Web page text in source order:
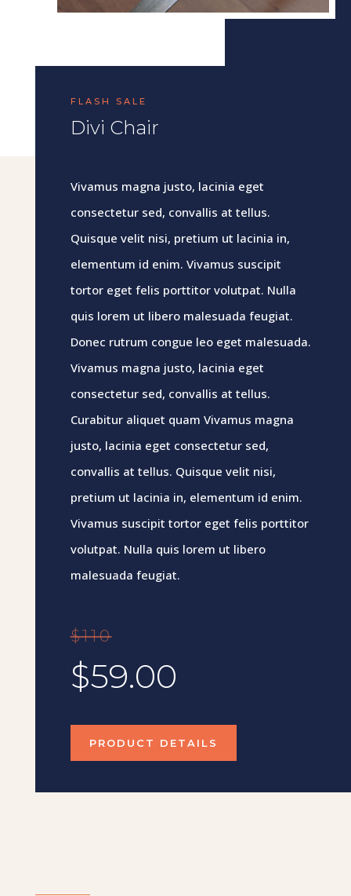
FLASH SALE
Divi Chair
Vivamus magna justo, lacinia eget
consectetur sed, convallis at tellus.
Quisque velit nisi, pretium ut lacinia in,
elementum id enim. Vivamus suscipit
tortor eget felis porttitor volutpat. Nulla
quis lorem ut libero malesuada feugiat.
Donec rutrum congue leo eget malesuada.
Vivamus magna justo, lacinia eget
consectetur sed, convallis at tellus.
Curabitur aliquet quam Vivamus magna
justo, lacinia eget consectetur sed,
convallis at tellus. Quisque velit nisi,
pretium ut lacinia in, elementum id enim.
Vivamus suscipit tortor eget felis porttitor
volutpat. Nulla quis lorem ut libero
malesuada feugiat.
$110
$59.00
PRODUCT DETAILS